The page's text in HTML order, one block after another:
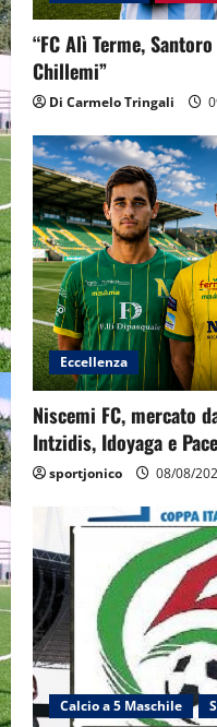
“FC Alì Terme,
Chillemi”
Di Carmelo Tringali
Eccellenza
Niscemi FC, mercato
Intzidis, Idoyaga e Pace
sportjonico 08/08/
Calcio a 5 Maschile